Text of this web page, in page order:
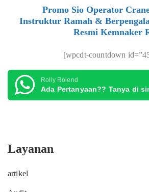
Promo Sio Operator
Instruktur Ramah &
Resmi Kemnaker
[wpcdt-countdown
Rolly Rolend
Ada Pertanyaan?? Tanya di
Layanan
artikel